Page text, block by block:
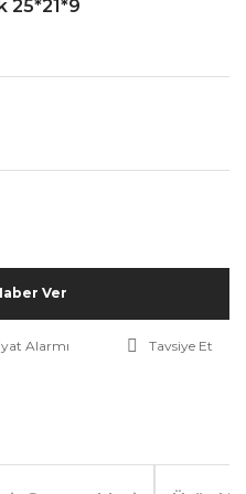
25*21*9
Ver
Alarmı
Tavsiye Et